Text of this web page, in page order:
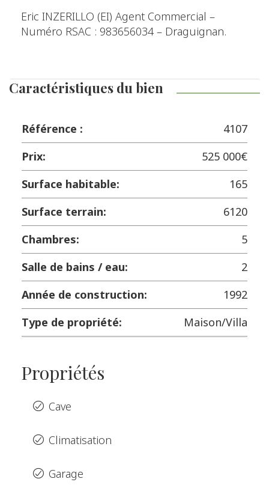
Eric INZERILLO (EI) Agent Commercial –
Numéro RSAC : 983656034 – Draguignan.
Caractéristiques du bien
Référence :
4107
Prix:
525 000€
Surface habitable:
165
Surface terrain:
6120
Chambres:
5
Salle de bains / eau:
2
Année de construction:
1992
Type de propriété:
Maison/Villa
Propriétés
Cave
Climatisation
Garage